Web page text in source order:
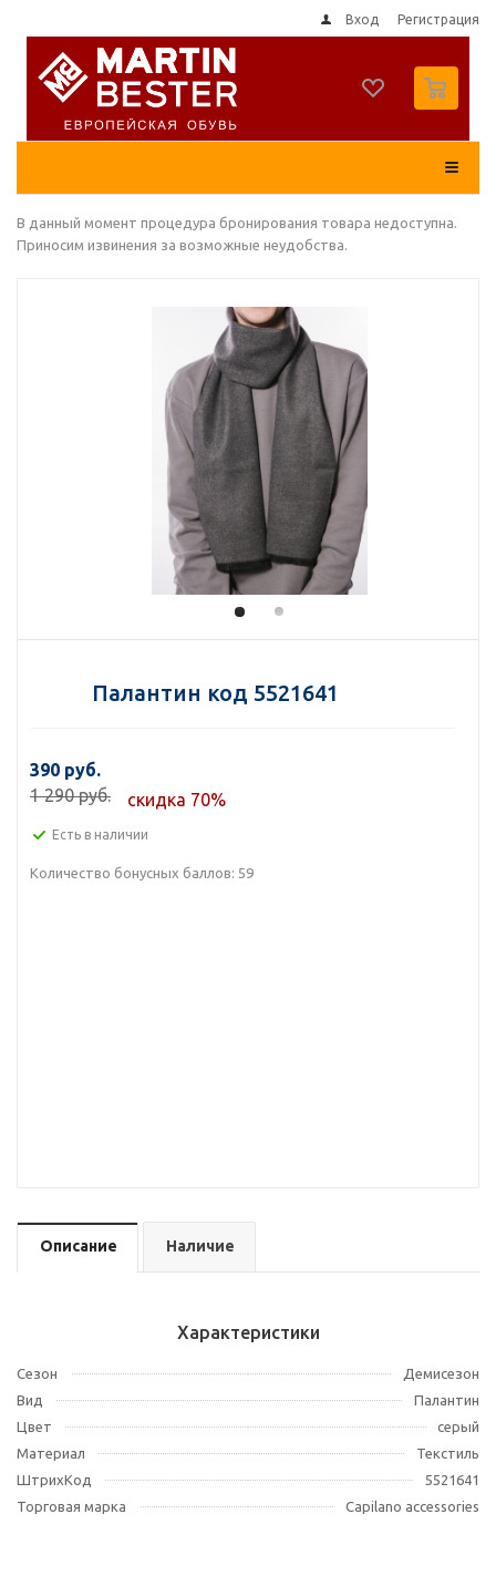
Вход Регистрация
В данный момент процедура бронирования товара недоступна.
Приносим извинения за возможные неудобства.
Палантин код 5521641
390 руб.
1 290 руб.
скидка 70%
Есть в наличии
Количество бонусных баллов: 59
Описание Наличие
Характеристики
Сезон
Демисезон
Вид
Палантин
Цвет
серый
Материал
Текстиль
ШтрихКод
5521641
Торговая марка
Capilano accessories